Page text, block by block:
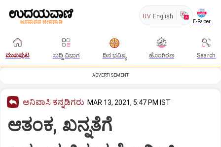
UV English
E-Paper
ಮುಖಪುಟ ಸುದ್ದಿ ವಿಭಾಗ ದಿನ ಭವಿಷ್ಯ ಹೊಂಗಿರಣ Search
ADVERTISEMENT
ಅನಿವಾಸಿ ಕನ್ನಡಿಗರು MAR 13, 2021, 5:47 PM IST
ಆತಂಕ, ಖನ್ನತೆಗೆ